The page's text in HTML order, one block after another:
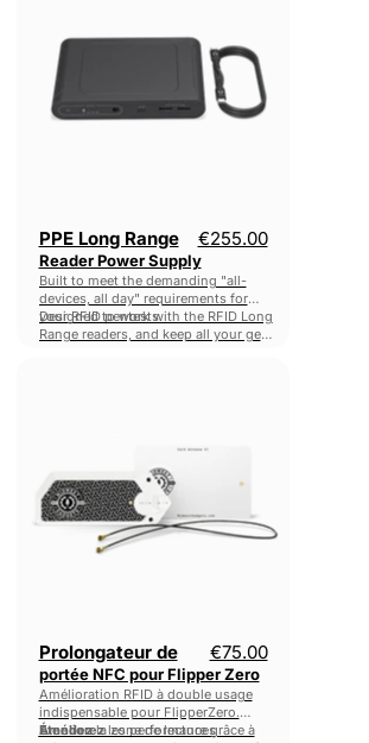
Supply
PPE Long Range €255.00
Reader Power Supply
Built to meet the demanding "all-
devices, all day" requirements for
your RFID pentests.
Designed to work with the RFID Long
Range readers, and keep all your gear
pour
Flipper
Zero
Prolongateur de €75.00
portée NFC pour Flipper Zero
Amélioration RFID à double usage
indispensable pour FlipperZero.
Améliorezles performances
Étendezla zone de lecture grâce à